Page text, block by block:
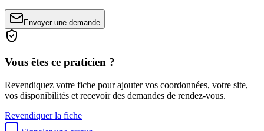
Envoyer une demande
Vous êtes ce praticien ?
Revendiquez votre fiche pour ajouter vos coordonnées, votre site,
vos disponibilités et recevoir des demandes de rendez-vous.
Revendiquer la fiche